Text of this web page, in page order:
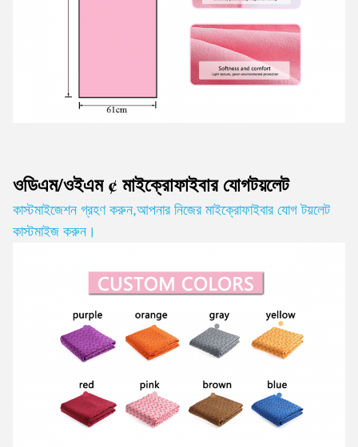
ওডিএম/ওইএম ¢ মাইক্রোফাইবার যোগটয়লেট
কাস্টমাইজেশন গ্রহণ করুন,আপনার নিজের মাইক্রোফাইবার যোগ টয়লেট
কাস্টমাইজ করুন।